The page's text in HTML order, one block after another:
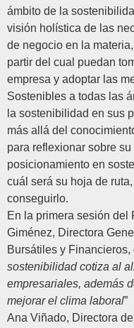
ámbito de la
visión holística de las
de negocio en la
partir del cual puedan
empresa y adoptar las
Sostenibles a todas las
la sostenibilidad en sus
más allá del
para reflexionar sobre
posicionamiento en
cuál será su hoja de
conseguirlo.
En la primera sesión del
Giménez, Directora
Bursátiles y Financieros,
sostenibilidad cotiza al
empresariales, además
mejorar el clima laboral”
Ana Viñado, Directora